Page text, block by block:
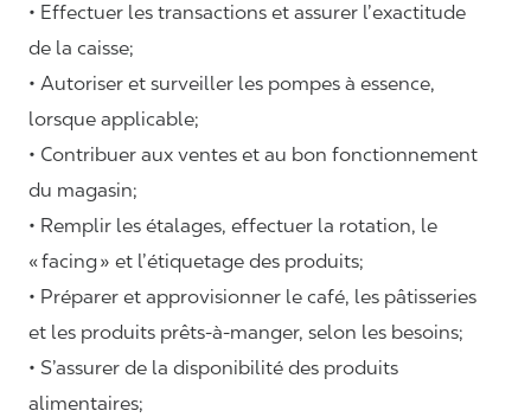
• Effectuer les transactions et assurer l’exactitude
de la caisse;
• Autoriser et surveiller les pompes à essence,
lorsque applicable;
• Contribuer aux ventes et au bon fonctionnement
du magasin;
• Remplir les étalages, effectuer la rotation, le
«facing» et l’étiquetage des produits;
• Préparer et approvisionner le café, les pâtisseries
et les produits prêts-à-manger, selon les besoins;
• S’assurer de la disponibilité des produits
alimentaires;